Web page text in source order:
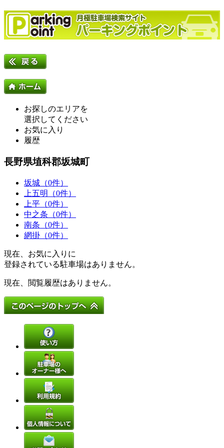
お探しのエリアを
選択してください
お気に入り
履歴
長野県埴科郡坂城町
坂城（0件）
上五明（0件）
上平（0件）
中之条（0件）
南条（0件）
網掛（0件）
現在、お気に入りに
登録されている駐車場はありません。
現在、閲覧履歴はありません。